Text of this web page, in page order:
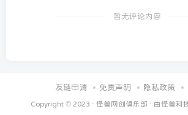
暂无评论内容
友链申请 免责声明 隐私政策
Copyright © 2023 · 怪兽网创俱乐部 · 由怪兽科